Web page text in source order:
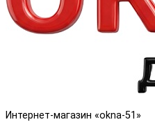
Интернет-магазин «okna-51»